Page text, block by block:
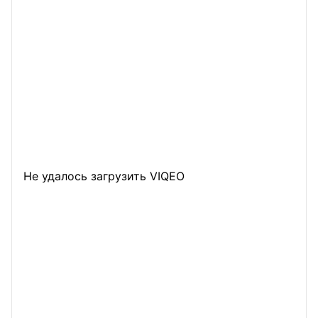
Не удалось загрузить VIQEO